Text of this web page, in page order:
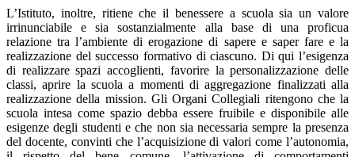
L’Istituto, inoltre, ritiene che il benessere a scuola sia un valore
irrinunciabile e sia sostanzialmente alla base di una proficua
relazione tra l’ambiente di erogazione di sapere e saper fare e la
realizzazione del successo formativo di ciascuno. Di qui l’esigenza
di realizzare spazi accoglienti, favorire la personalizzazione delle
classi, aprire la scuola a momenti di aggregazione finalizzati alla
realizzazione della mission. Gli Organi Collegiali ritengono che la
scuola intesa come spazio debba essere fruibile e disponibile alle
esigenze degli studenti e che non sia necessaria sempre la presenza
del docente, convinti che l’acquisizione di valori come l’autonomia,